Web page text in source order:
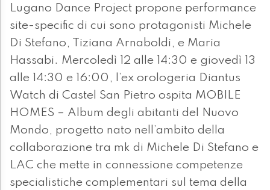
Lugano Dance Project propone performance
site-specific di cui sono protagonisti Michele
Di Stefano, Tiziana Arnaboldi, e Maria
Hassabi. Mercoledì 12 alle 14:30 e giovedì 13
alle 14:30 e 16:00, l’ex orologeria Diantus
Watch di Castel San Pietro ospita MOBILE
HOMES – Album degli abitanti del Nuovo
Mondo, progetto nato nell’ambito della
collaborazione tra mk di Michele Di Stefano e
LAC che mette in connessione competenze
specialistiche complementari sul tema della